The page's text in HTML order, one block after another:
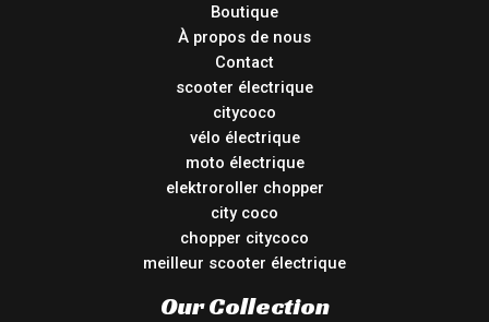
Boutique
À propos de nous
Contact
scooter électrique
citycoco
vélo électrique
moto électrique
elektroroller chopper
city coco
chopper citycoco
meilleur scooter électrique
Our Collection